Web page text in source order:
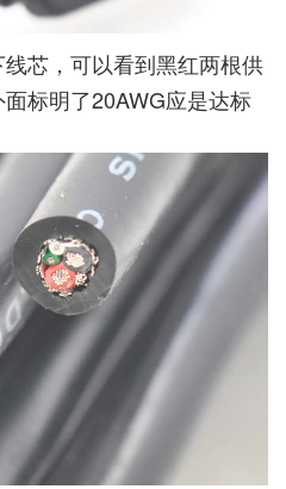
芯，可以看到黑红两根供
标明了20AWG应是达标